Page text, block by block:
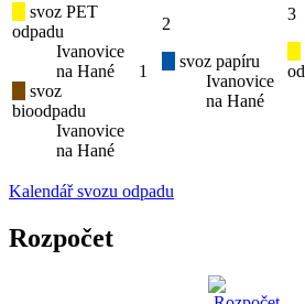
svoz PET
odpadu
Ivanovice
na Hané
svoz
bioodpadu
Ivanovice
na Hané
1
2
svoz papíru
Ivanovice
na Hané
3
Kalendář svozu odpadu
Rozpočet